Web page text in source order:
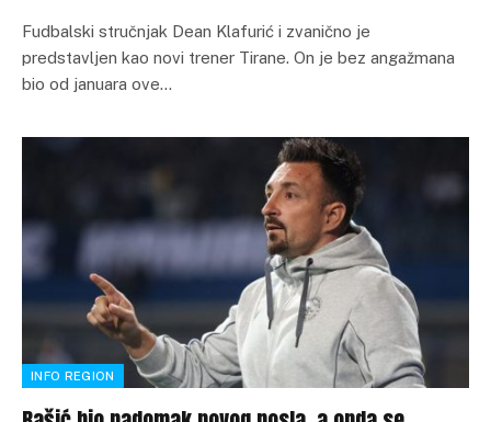
Fudbalski stručnjak Dean Klafurić i zvanično je
predstavljen kao novi trener Tirane. On je bez angažmana
bio od januara ove…
INFO REGION